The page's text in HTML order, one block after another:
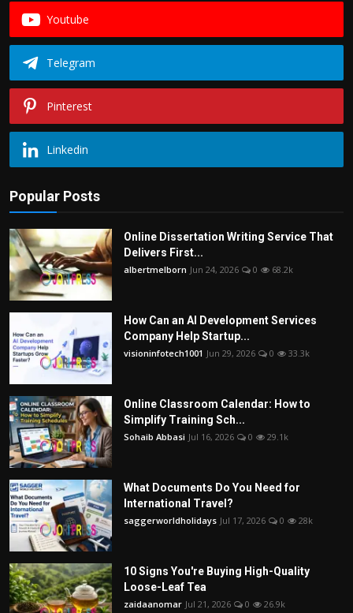
Youtube
Telegram
Pinterest
Linkedin
Popular Posts
Online Dissertation Writing Service That
Delivers First...
albertmelborn Jun 24, 2026 0 68.2k
How Can an AI Development Services
Company Help Startup...
visioninfotech1001 Jun 29, 2026 0 33.3k
Online Classroom Calendar: How to
Simplify Training Sch...
Sohaib Abbasi Jul 16, 2026 0 29.1k
What Documents Do You Need for
International Travel?
saggerworldholidays Jul 17, 2026 0 28k
10 Signs You're Buying High-Quality
Loose-Leaf Tea
zaidaanomar Jul 21, 2026 0 26.9k